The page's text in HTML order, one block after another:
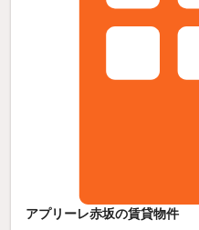
アプリーレ赤坂の賃貸物件